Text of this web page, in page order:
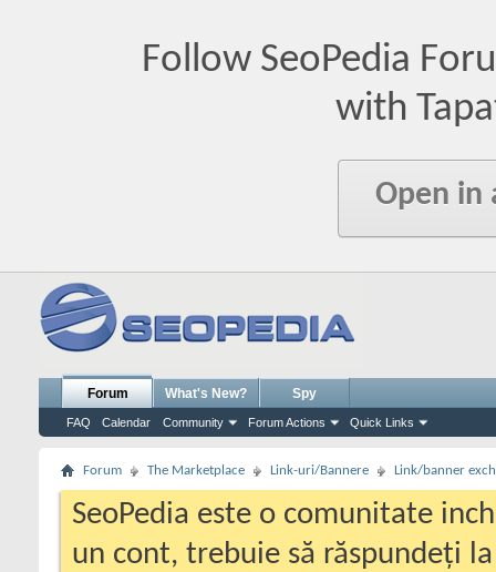
Follow SeoPedia
with
Open in
Forum
FAQ Calendar Community Forum Actions Quick Links
What's New? Spy
Forum The Marketplace Link-uri/Bannere Link/banner
SeoPedia este o comunitate
un cont, trebuie să răspundeți